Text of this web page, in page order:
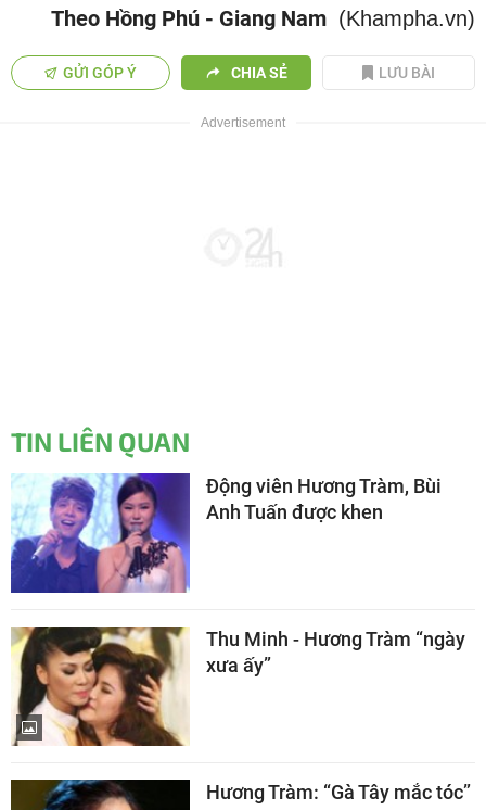
Theo Hồng Phú - Giang Nam (Khampha.vn)
GỬI GÓP Ý CHIA SẺ LƯU BÀI
TIN LIÊN QUAN
Động viên Hương Tràm, Bùi
Anh Tuấn được khen
Thu Minh - Hương Tràm “ngày
xưa ấy”
Hương Tràm: “Gà Tây mắc tóc”